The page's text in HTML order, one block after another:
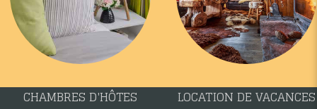
CHAMBRES D'HÔTES LOCATION DE VACANCES